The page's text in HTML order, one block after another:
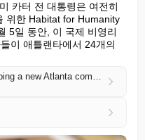
카터 전 대통령은 여전히
위한 Habitat for Humanity
5일 동안, 이 국제 비영리
이 애틀랜타에서 24개의
Habitat for Humanity is developing a new Atlanta community with help from the Carters' initiative